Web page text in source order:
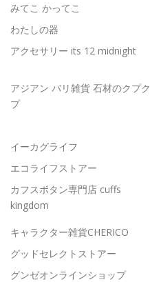
みてこ かってこ
わたしの器
アクセサリー its 12 midnight
アジアン バリ雑貨 石材のクプク
プ
イーカグライフ
エコライフストアー
カフスボタン専門店 cuffs
kingdom
キャラクター雑貨CHERICO
グッドセレクトストアー
グンゼオンラインショップ